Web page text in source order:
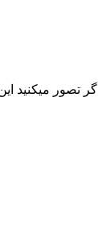
اگر تصور میکنید این